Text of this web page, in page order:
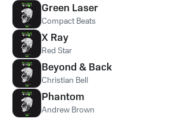
Green Laser
Compact Beats
X Ray
Red Star
Beyond & Back
Christian Bell
Phantom
Andrew Brown